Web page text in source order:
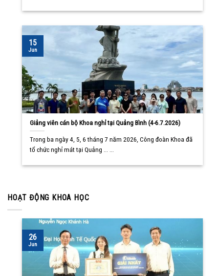
Giảng viên cán bộ Khoa nghỉ tại Quảng Bình (4-6.7.2026)
Trong ba ngày 4, 5, 6 tháng 7 năm 2026, Công đoàn Khoa đã
tổ chức nghỉ mát tại Quảng ... ...
15
Jun
HOẠT ĐỘNG KHOA HỌC
26
Jun